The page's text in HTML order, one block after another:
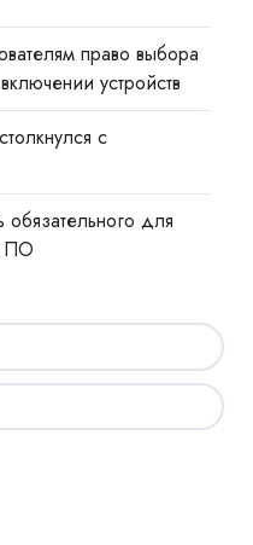
право выбора
устройств
с
для
ПО